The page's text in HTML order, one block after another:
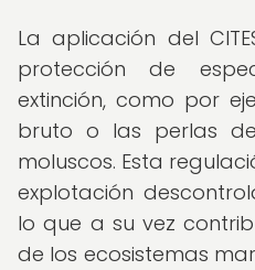
La aplicación del
protección de
extinción, como por
bruto o las perlas
moluscos. Esta
explotación
lo que a su vez
de los ecosistemas